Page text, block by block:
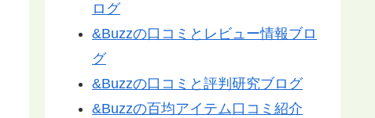
ログ
&Buzzの口コミとレビュー情報ブロ
グ
&Buzzの口コミと評判研究ブログ
&Buzzの百均アイテム口コミ紹介